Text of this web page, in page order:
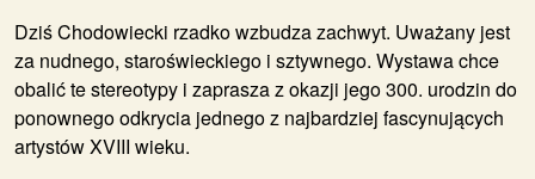
Dziś Chodowiecki rzadko wzbudza zachwyt. Uważany jest
za nudnego, staroświeckiego i sztywnego. Wystawa chce
obalić te stereotypy i zaprasza z okazji jego 300. urodzin do
ponownego odkrycia jednego z najbardziej fascynujących
artystów XVIII wieku.